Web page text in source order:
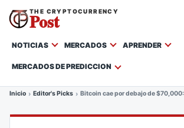
THE CRYPTOCURRENCY
Post
NOTICIAS MERCADOS APRENDER
MERCADOS DE PREDICCION
Inicio Editor's Picks Bitcoin cae por debajo de